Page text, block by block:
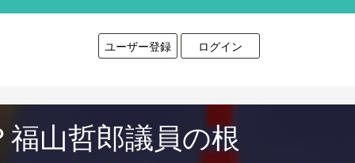
ユーザー登録 ログイン
山哲郎議員の根